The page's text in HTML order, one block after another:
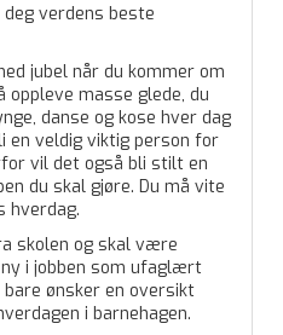
deg verdens beste
jubel når du kommer om
oppleve masse glede, du
danse og kose hver dag
en veldig viktig person for
vil det også bli stilt en
du skal gjøre. Du må vite
hverdag.
skolen og skal være
i jobben som ufaglært
ønsker en oversikt
i barnehagen.